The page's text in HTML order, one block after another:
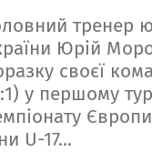
тренер
Юрій
своєї
у першому
U-17...